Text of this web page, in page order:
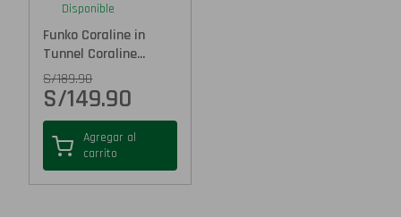
Disponible
Funko Coraline in
Tunnel Coraline...
S/189.90
S/149.90
Agregar al
carrito